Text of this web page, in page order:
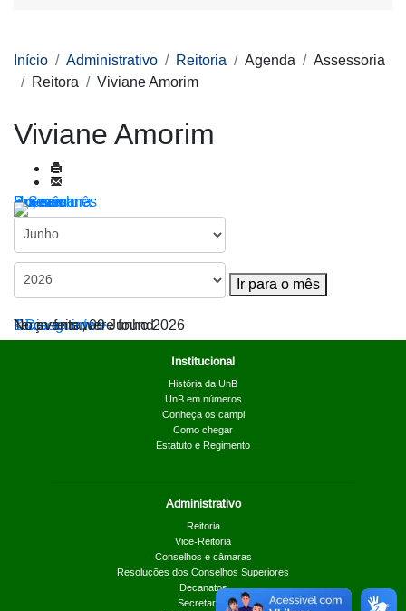
Início Administrativo Reitoria Agenda
Assessoria
Reitora
Viviane Amorim
Viviane Amorim
Por ano
Por mês
Por semana
Hoje
Ir para o mês
Ir para o mês
< Dia anterior
Terça-feira, 09 Junho 2026
Dia seguinte >
No events were found
Institucional
História da UnB
UnB em números
Conheça os campi
Como chegar
Estatuto e Regimento
Administrativo
Reitoria
Vice-Reitoria
Conselhos e câmaras
Resoluções dos Conselhos Superiores
Decanatos
Secretarias